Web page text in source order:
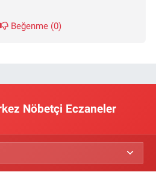
Beğenme (0)
Nöbetçi Eczaneler